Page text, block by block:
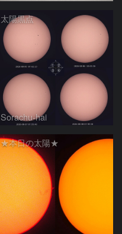
太陽黒点
Sorachu-hai
★本日の太陽★